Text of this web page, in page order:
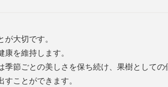
大切です。
を維持します。
節ごとの美しさを保ち続け、果樹としての
ことができます。